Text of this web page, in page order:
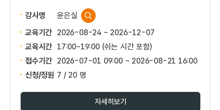
강사명
윤은실
교육기간 2026-08-24 ~ 2026-12-07
교육시간 17:00~19:00 (쉬는 시간 포함)
접수기간 2026-07-01 09:00 ~ 2026-08-21 16:00
신청/정원 7 / 20 명
자세히보기